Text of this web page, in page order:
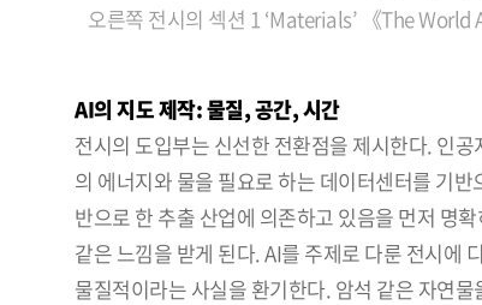
오른쪽 전시의 섹션 1 ‘Materials’ 《The
AI의 지도 제작: 물질, 공간, 시간
전시의 도입부는 신선한 전환점을 제시한다. 인
의 에너지와 물을 필요로 하는 데이터센터를 기
반으로 한 추출 산업에 의존하고 있음을 먼저 명
같은 느낌을 받게 된다. AI를 주제로 다룬 전시에
물질적이라는 사실을 환기한다. 암석 같은 자연